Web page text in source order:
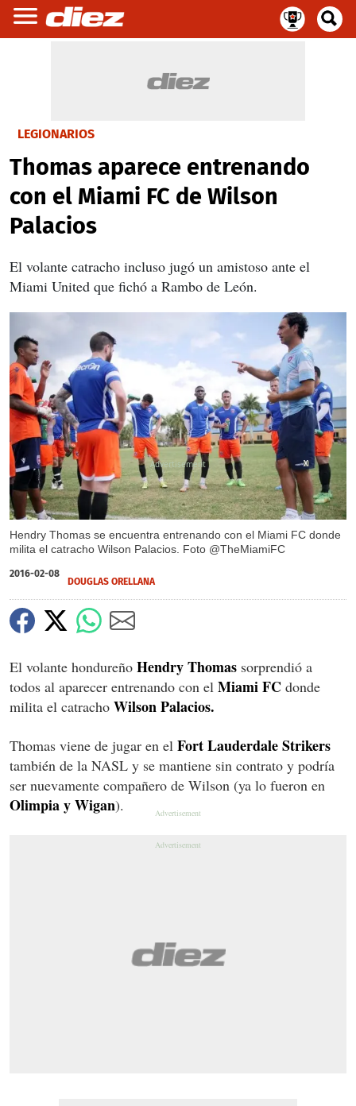
LEGIONARIOS
Thomas aparece entrenando
con el Miami FC de Wilson
Palacios
El volante catracho incluso jugó un amistoso ante el
Miami United que fichó a Rambo de León.
Hendry Thomas se encuentra entrenando con el Miami FC donde
milita el catracho Wilson Palacios. Foto @TheMiamiFC
X
X
2016-02-08
DOUGLAS ORELLANA
El volante hondureño Hendry Thomas sorprendió a
todos al aparecer entrenando con el Miami FC donde
milita el catracho Wilson Palacios.
Thomas viene de jugar en el Fort Lauderdale Strikers
también de la NASL y se mantiene sin contrato y podría
ser nuevamente compañero de Wilson (ya lo fueron en
Olimpia y Wigan).